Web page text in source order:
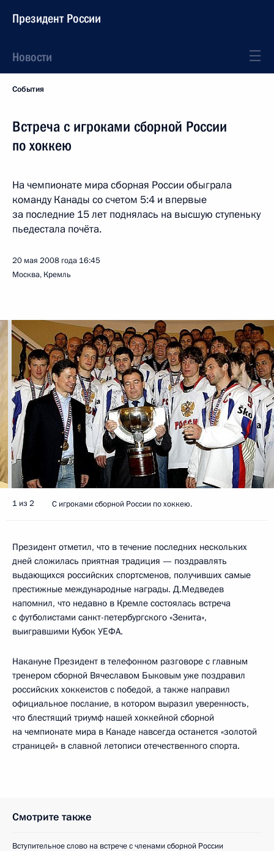
Президент России
Новости
События
Встреча с игроками сборной России
по хоккею
На чемпионате мира сборная России обыграла
команду Канады со счетом 5:4 и впервые
за последние 15 лет поднялась на высшую ступеньку
пьедестала почёта.
20 мая 2008 года 16:45
Москва, Кремль
1 из 2 С игроками сборной России по хоккею.
Президент отметил, что в течение последних нескольких
дней сложилась приятная традиция — поздравлять
выдающихся российских спортсменов, получивших самые
престижные международные награды. Д.Медведев
напомнил, что недавно в Кремле состоялась встреча
с футболистами санкт-петербургского «Зенита»,
выигравшими Кубок УЕФА.
Накануне Президент в телефонном разговоре с главным
тренером сборной Вячеславом Быковым уже поздравил
российских хоккеистов с победой, а также направил
официальное послание, в котором выразил уверенность,
что блестящий триумф нашей хоккейной сборной
на чемпионате мира в Канаде навсегда останется «золотой
страницей» в славной летописи отечественного спорта.
Смотрите также
Вступительное слово на встрече с членами сборной России